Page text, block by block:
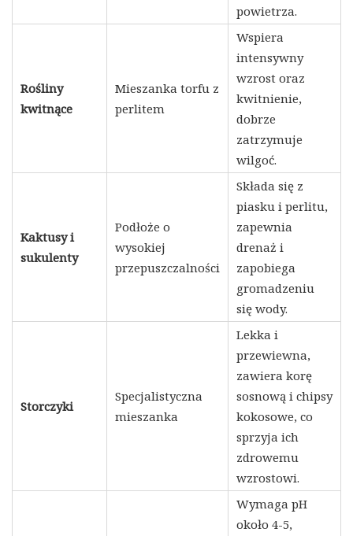
powietrza.
Rośliny
kwitnące
Mieszanka torfu z
perlitem
Wspiera
intensywny
wzrost oraz
kwitnienie,
dobrze
zatrzymuje
wilgoć.
Kaktusy i
sukulenty
Podłoże o
wysokiej
przepuszczalności
Składa się z
piasku i perlitu,
zapewnia
drenaż i
zapobiega
gromadzeniu
się wody.
Storczyki
Specjalistyczna
mieszanka
Lekka i
przewiewna,
zawiera korę
sosnową i chipsy
kokosowe, co
sprzyja ich
zdrowemu
wzrostowi.
Wymaga pH
około 4-5,